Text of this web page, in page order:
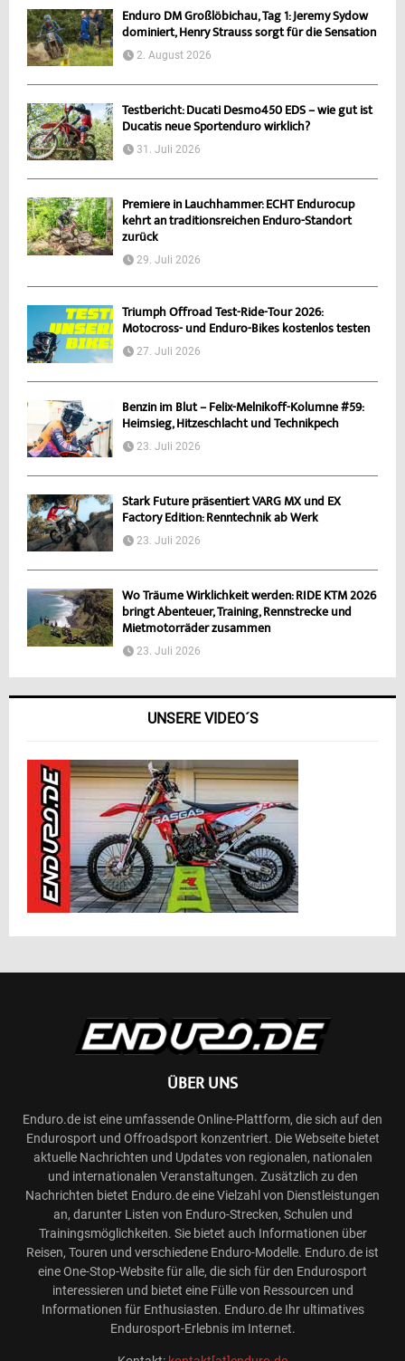
Enduro DM Großlöbichau, Tag 1: Jeremy Sydow
dominiert, Henry Strauss sorgt für die Sensation
2. August 2026
Testbericht: Ducati Desmo450 EDS – wie gut ist
Ducatis neue Sportenduro wirklich?
31. Juli 2026
Premiere in Lauchhammer: ECHT Endurocup
kehrt an traditionsreichen Enduro-Standort
zurück
29. Juli 2026
Triumph Offroad Test-Ride-Tour 2026:
Motocross- und Enduro-Bikes kostenlos testen
27. Juli 2026
Benzin im Blut – Felix-Melnikoff-Kolumne #59:
Heimsieg, Hitzeschlacht und Technikpech
23. Juli 2026
Stark Future präsentiert VARG MX und EX
Factory Edition: Renntechnik ab Werk
23. Juli 2026
Wo Träume Wirklichkeit werden: RIDE KTM 2026
bringt Abenteuer, Training, Rennstrecke und
Mietmotorräder zusammen
23. Juli 2026
UNSERE VIDEO´S
ÜBER UNS
Enduro.de ist eine umfassende Online-Plattform, die sich auf den
Endurosport und Offroadsport konzentriert. Die Webseite bietet
aktuelle Nachrichten und Updates von regionalen, nationalen
und internationalen Veranstaltungen. Zusätzlich zu den
Nachrichten bietet Enduro.de eine Vielzahl von Dienstleistungen
an, darunter Listen von Enduro-Strecken, Schulen und
Trainingsmöglichkeiten. Sie bietet auch Informationen über
Reisen, Touren und verschiedene Enduro-Modelle. Enduro.de ist
eine One-Stop-Website für alle, die sich für den Endurosport
interessieren und bietet eine Fülle von Ressourcen und
Informationen für Enthusiasten. Enduro.de Ihr ultimatives
Endurosport-Erlebnis im Internet.